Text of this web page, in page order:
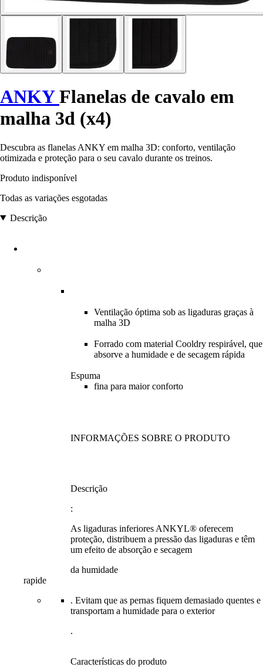
ANKYFlanelas de cavalo em
malha 3d (x4)
Descubra as flanelas ANKY em malha 3D: conforto, ventilação
otimizada e proteção para o seu cavalo durante os treinos.
Produto indisponível
Todas as variações esgotadas
Descrição
Ventilação óptima sob as ligaduras graças à
malha 3D
Forrado com material Cooldry respirável, que
absorve a humidade e de secagem rápida
Espuma
fina para maior conforto
INFORMAÇÕES SOBRE O PRODUTO
Descrição
:
As ligaduras inferiores ANKYL® oferecem
proteção, distribuem a pressão das ligaduras e têm
um efeito de absorção e secagem
da humidade
rapide
. Evitam que as pernas fiquem demasiado quentes e
transportam a humidade para o exterior
.
Características do produto